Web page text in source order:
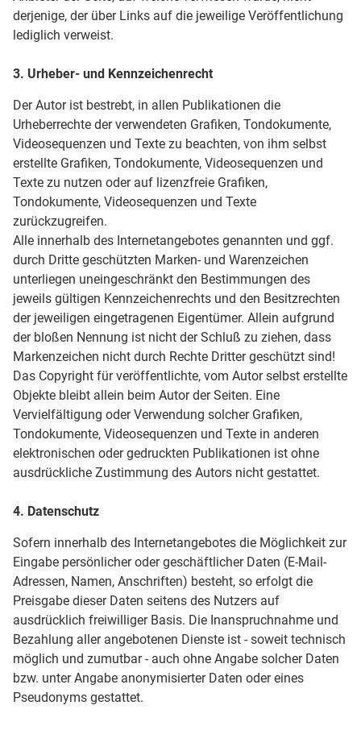
derjenige, der über Links auf die jeweilige Veröffentlichung
lediglich verweist.
3. Urheber- und Kennzeichenrecht
Der Autor ist bestrebt, in allen Publikationen die
Urheberrechte der verwendeten Grafiken, Tondokumente,
Videosequenzen und Texte zu beachten, von ihm selbst
erstellte Grafiken, Tondokumente, Videosequenzen und
Texte zu nutzen oder auf lizenzfreie Grafiken,
Tondokumente, Videosequenzen und Texte
zurückzugreifen.
Alle innerhalb des Internetangebotes genannten und ggf.
durch Dritte geschützten Marken- und Warenzeichen
unterliegen uneingeschränkt den Bestimmungen des
jeweils gültigen Kennzeichenrechts und den Besitzrechten
der jeweiligen eingetragenen Eigentümer. Allein aufgrund
der bloßen Nennung ist nicht der Schluß zu ziehen, dass
Markenzeichen nicht durch Rechte Dritter geschützt sind!
Das Copyright für veröffentlichte, vom Autor selbst erstellte
Objekte bleibt allein beim Autor der Seiten. Eine
Vervielfältigung oder Verwendung solcher Grafiken,
Tondokumente, Videosequenzen und Texte in anderen
elektronischen oder gedruckten Publikationen ist ohne
ausdrückliche Zustimmung des Autors nicht gestattet.
4. Datenschutz
Sofern innerhalb des Internetangebotes die Möglichkeit zur
Eingabe persönlicher oder geschäftlicher Daten (E-Mail-
Adressen, Namen, Anschriften) besteht, so erfolgt die
Preisgabe dieser Daten seitens des Nutzers auf
ausdrücklich freiwilliger Basis. Die Inanspruchnahme und
Bezahlung aller angebotenen Dienste ist - soweit technisch
möglich und zumutbar - auch ohne Angabe solcher Daten
bzw. unter Angabe anonymisierter Daten oder eines
Pseudonyms gestattet.